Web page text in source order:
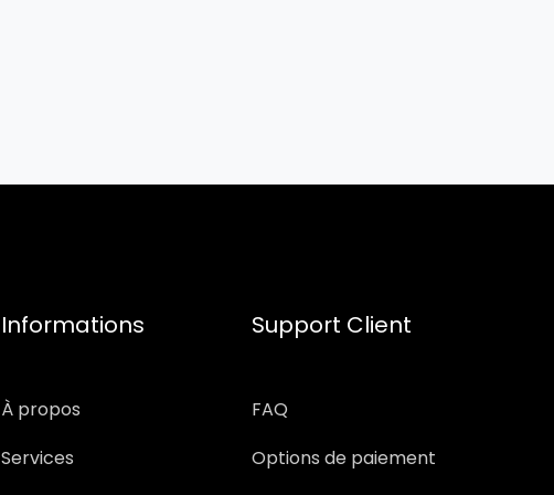
Informations
À propos
Services
Support Client
FAQ
Options de paiement